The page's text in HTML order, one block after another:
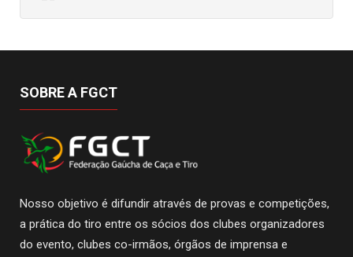
SOBRE A FGCT
Nosso objetivo é difundir através de provas e competições,
a prática do tiro entre os sócios dos clubes organizadores
do evento, clubes co-irmãos, órgãos de imprensa e